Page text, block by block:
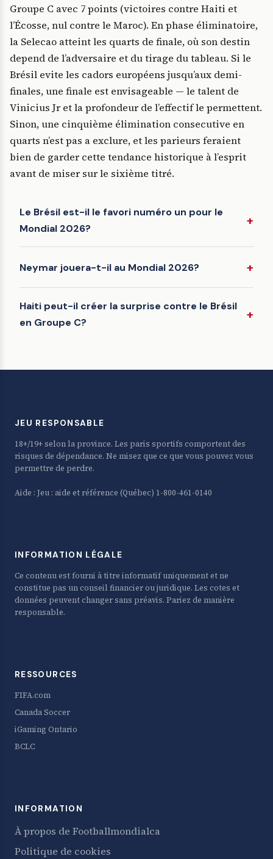
Groupe C avec 7 points (victoires contre Haiti et
l’Écosse, nul contre le Maroc). En phase éliminatoire,
la Selecao atteint les quarts de finale, où son destin
depend de l’adversaire et du tirage du tableau. Si le
Brésil evite les cadors européens jusqu’aux demi-
finales, une finale est envisageable — le talent de
Vinicius Jr et la profondeur de l’effectif le permettent.
Sinon, une cinquième élimination consecutive en
quarts n’est pas a exclure, et les parieurs feraient
bien de garder cette tendance historique à l’esprit
avant de miser sur le sixième titré.
Le Brésil est-il le favori numéro un pour le
Mondial 2026?
Neymar jouera-t-il au Mondial 2026?
Haiti peut-il créer la surprise contre le Brésil
en Groupe C?
JEU RESPONSABLE
18+/19+ selon la province. Les paris sportifs comportent des
risques de dépendance. Ne misez que ce que vous pouvez vous
permettre de perdre.
Aide : Jeu : aide et référence (Québec) 1-800-461-0140
INFORMATION LÉGALE
Ce contenu est fourni à titre informatif uniquement et ne
constitue pas un conseil financier ou juridique. Les cotes et
données peuvent changer sans préavis. Pariez de manière
responsable.
RESSOURCES
FIFA.com
Canada Soccer
iGaming Ontario
BCLC
INFORMATION
À propos de Footballmondialca
Politique de cookies